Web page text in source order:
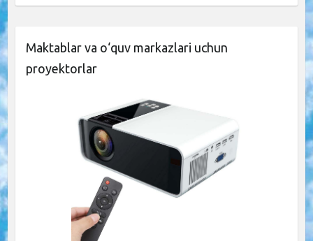
Maktablar va o‘quv markazlari uchun
proyektorlar